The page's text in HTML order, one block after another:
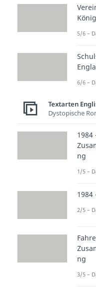
E-
per
5/6 –
6/6 –
Textarten
Dystopische
1984
ng
1/5 –
1984
2/5 –
ng
3/5 –